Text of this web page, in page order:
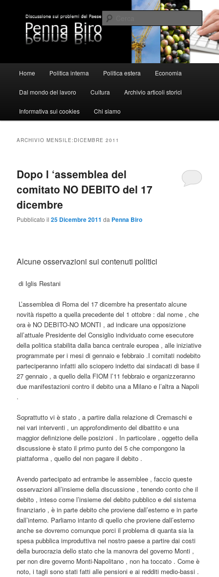
contenuto
principale
contenuto
secondarioPennabiro
Cerca
principale
Home Politica interna Politica estera Economia
Dal mondo del lavoro Cultura Archivio articoli storici
Informativa sui cookies Chi siamo
ARCHIVIO MENSILE: DICEMBRE 2011
Dopo l ‘assemblea del
comitato NO DEBITO del 17
dicembre
Pubblicato il25 Dicembre 2011 da Penna Biro
Alcune osservazioni sui contenuti politici
di Iglis Restani
L’assemblea di Roma del 17 dicembre ha presentato alcune
novità rispetto a quella precedente del 1 ottobre : dal nome , che
ora è NO DEBITO-NO MONTI , ad indicare una opposizione
all’attuale Presidente del Consiglio individuato come esecutore
della politica stabilita dalla banca centrale europea , alle iniziative
programmate per i mesi di gennaio e febbraio .I comitati nodebito
parteciperanno infatti allo sciopero indetto dai sindacati di base il
27 gennaio , a quello della FIOM l’11 febbraio e organizzeranno
due manifestazioni contro il debito una a Milano e l’altra a Napoli
.
Soprattutto vi è stato , a partire dalla relazione di Cremaschi e
nei vari interventi , un approfondimento del dibattito e una
maggior definizione delle posizioni . In particolare , oggetto della
discussione è stato il primo punto dei 5 che compongono la
piattaforma , quello del non pagare il debito .
Avendo partecipato ad entrambe le assemblee , faccio queste
osservazioni all’insieme della discussione , tenendo conto che il
debito , inteso come l’insieme del debito pubblico e del sistema
finanziario , è in parte debito che proviene dall’esterno e in parte
dall’interno. Parliamo intanto di quello che proviene dall’esterno
anche se dovremo comunque porci il problema di quanta sia la
spesa pubblica improduttiva nel nostro paese a partire dai costi
della burocrazia dello stato che la manovra del governo Monti ,
per non dire governo Monti-Napolitano , non ha toccato . Come è
noto, i tagli sono stati fatti alle pensioni e ai redditi medio-bassi .